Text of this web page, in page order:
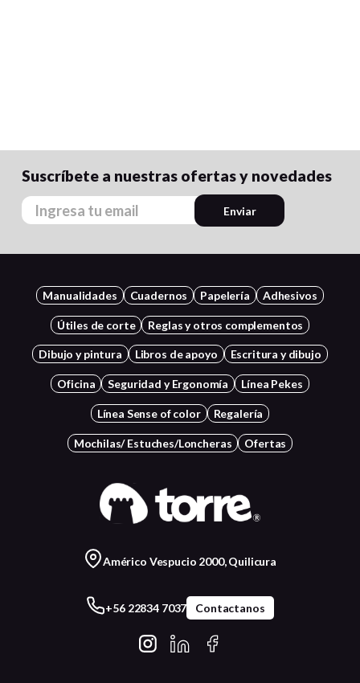
Suscríbete a nuestras ofertas y novedades
Enviar
Manualidades Cuadernos Papelería Adhesivos
Útiles de corte Reglas y otros complementos
Dibujo y pintura Libros de apoyo Escritura y dibujo
Oficina Seguridad y Ergonomía Línea Pekes
Línea Sense of color Regalería
Mochilas/ Estuches/Loncheras Ofertas
Américo Vespucio 2000, Quilicura
+56 22834 7037 Contactanos